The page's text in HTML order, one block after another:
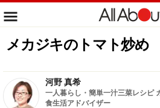
メカジキのトマト炒め
河野 真希
一人暮らし・簡単一汁三菜レシピ
食生活アドバイザー